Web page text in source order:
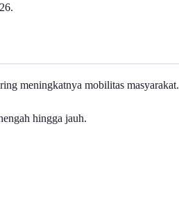
meningkatnya mobilitas masyarakat.
hingga jauh.